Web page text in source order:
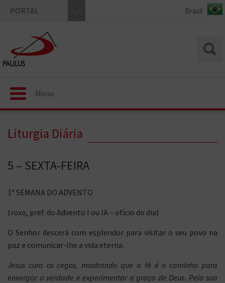
PORTAL
Menu
Liturgia Diária
5 – SEXTA-FEIRA
1ª SEMANA DO ADVENTO
(roxo, pref. do Advento I ou IA – ofício do dia)
O Senhor descerá com esplendor para visitar o seu povo na
paz e comunicar-lhe a vida eterna.
Jesus cura os cegos, mostrando que a fé é o caminho para
enxergar a verdade e experimentar a graça de Deus. Pela sua